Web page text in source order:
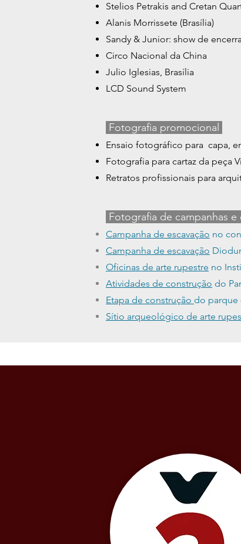
Stelios Petrakis and Cretan
Alanis Morrissete (Brasília)
Sandy & Junior: show de
Circo Nacional da China
Julio Iglesias, Brasília
LCD Sound System
Fotografia promocional
Ensaio fotográfico para capa,
Fotografia para cartaz da peça
Retratos profissionais para
Fotografia de campanhas
Campanha de escavação no
Campanha de escavação
Oficinas de arte rupestre no
Atividades de construção do
Etapa de construção do parque
Sítio arqueológico de arte